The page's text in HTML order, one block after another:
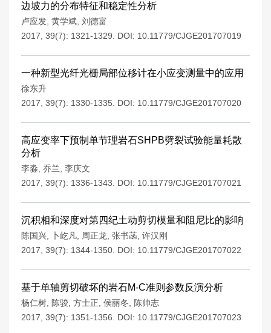
边坡力的分布特征和稳定性分析
卢应发 黄学斌 刘德富
2017, 39(7): 1321-1329.
DOI: 10.11779/CJGE201707019
一种新型光纤光栅局部位移计在小应变测量中的应用
徐东升
2017, 39(7): 1330-1335.
DOI: 10.11779/CJGE201707020
高应变率下预制单节理岩石SHPB劈裂试验能量耗散
分析
李淼 乔兰 李庆文
2017, 39(7): 1336-1343.
DOI: 10.11779/CJGE201707021
沉积相和深度对第四纪土动剪切模量和阻尼比的影响
陈国兴 卜屹凡 周正龙 张书菡 许汉刚
2017, 39(7): 1344-1350. DOI: 10.11779/CJGE201707022
基于单轴剪切破坏的岩石M-C准则参数反演分析
杨仁树 陈骏 方士正 侯丽冬
陈帅志
2017, 39(7): 1351-1356.
DOI: 10.11779/CJGE201707023